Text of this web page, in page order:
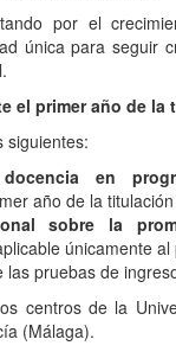
por el
única para seguir
el primer año de la
siguientes:
en
año de la
sobre la
únicamente
pruebas de
centros de la
(Málaga).